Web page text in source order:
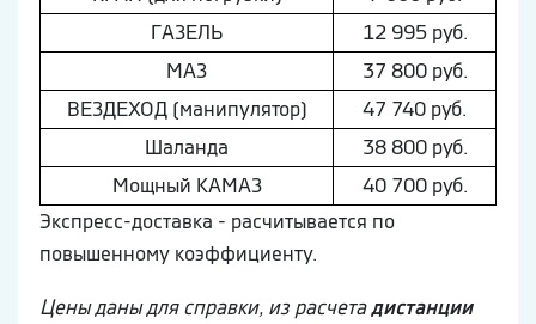
ГAЗEЛЬ
12 995 руб.
МAЗ
37 800 руб.
ВEЗДEХОД (манипулятор)
47 740 руб.
Шaлaнда
38 800 руб.
Мощный КAМAЗ
40 700 руб.
Экспресс-доставка - расчитывается по
повышенному коэффициенту.
Цены даны для справки, из расчетадистанции